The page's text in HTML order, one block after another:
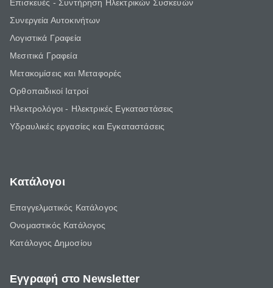
Επισκευές - Συντήρηση Ηλεκτρικών Συσκευών
Συνεργεία Αυτοκινήτων
Λογιστικά Γραφεία
Μεσιτικά Γραφεία
Μετακομίσεις και Μεταφορές
Ορθοπαιδικοί Ιατροί
Ηλεκτρολόγοι - Ηλεκτρικές Εγκαταστάσεις
Υδραυλικές εργασίες και Εγκαταστάσεις
Κατάλογοι
Επαγγελματικός Κατάλογος
Ονομαστικός Κατάλογος
Κατάλογος Δημοσίου
Εγγραφή στο Newsletter